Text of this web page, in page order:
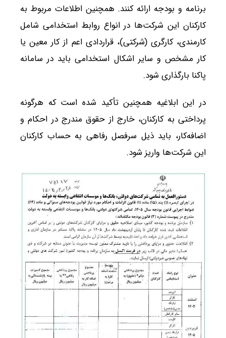
برنامه و بودجه ارائه کنند. همچنین اطلاعات مربوط به
کارکنان این شرکت‌ها در انواع روابط استخدامی شامل
کارمندی، کارگری (شرکتی)، قراردادی اعم از کار معین یا
کار مشخص و سایر اشکال استخدامی باید در سامانه
پاکنا بارگذاری شود.
در این ابلاغیه همچنین تأکید شده است که هرگونه
پرداختی به کارکنان، خارج از حقوق مندرج در احکام و
اضافه‌کار، باید ذیل سرفصل رفاهی به حساب کارکنان
این شرکت‌ها واریز شود.